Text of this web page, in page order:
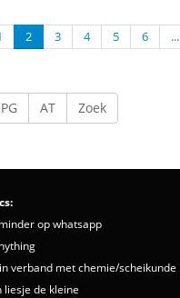
2 3 4 5 6 ...
AT Zoek
op whatsapp
verband met chemie/scheikunde
liesje de kleine